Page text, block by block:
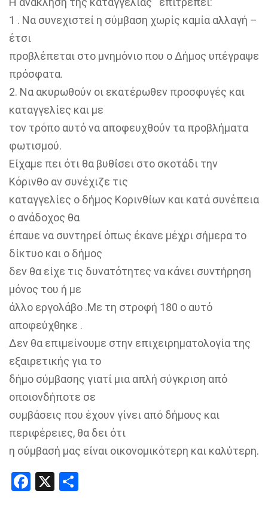
1 . Να συνεχιστεί η σύμβαση χωρίς καμία αλλαγή –
έτσι
προβλέπεται στο μνημόνιο που ο Δήμος υπέγραψε
πρόσφατα.
2. Να ακυρωθούν οι εκατέρωθεν προσφυγές και
καταγγελίες και με
τον τρόπο αυτό να αποφευχθούν τα προβλήματα
φωτισμού.
Είχαμε πει ότι θα βυθίσει στο σκοτάδι την
Κόρινθο αν συνέχιζε τις
καταγγελίες ο δήμος Κορινθίων και κατά συνέπεια
ο ανάδοχος θα
έπαυε να συντηρεί όπως έκανε μέχρι σήμερα το
δίκτυο και ο δήμος
δεν θα είχε τις δυνατότητες να κάνει συντήρηση
μόνος του ή με
άλλο εργολάβο .Με τη στροφή 180 ο αυτό
αποφεύχθηκε .
Δεν θα επιμείνουμε στην επιχειρηματολογία της
εξαιρετικής για το
δήμο σύμβασης γιατί μια απλή σύγκριση από
οποιονδήποτε σε
συμβάσεις που έχουν γίνει από δήμους και
περιφέρειες, θα δει ότι
η σύμβασή μας είναι οικονομικότερη και καλύτερη.
Facebook
X